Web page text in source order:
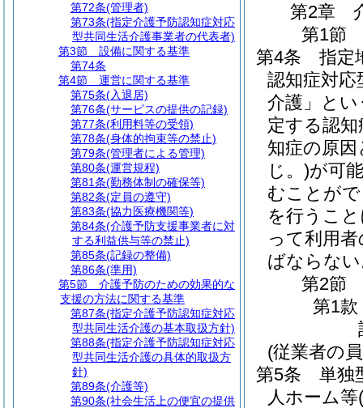
第2章
第1節
第4条
指定
認知症対応
介護」とい
定する認
知症の原
じ。)が可
むことが
を行うこ
って利用
ばならな
第2節
第1款
(従業者の
第5条
単独
人ホーム等
第72条(管理者)
第73条(指定介護予防認知症対応
型共同生活介護事業者の代表者)
第3節
設備に関する基準
第74条
第4節
運営に関する基準
第75条(入退居)
第76条(サービスの提供の記録)
第77条(利用料等の受領)
第78条(身体的拘束等の禁止)
第79条(管理者による管理)
第80条(運営規程)
第81条(勤務体制の確保等)
第82条(定員の遵守)
第83条(協力医療機関等)
第84条(介護予防支援事業者に対
する利益供与等の禁止)
第85条(記録の整備)
第86条(準用)
第5節
介護予防のための効果的な
支援の方法に関する基準
第87条(指定介護予防認知症対応
型共同生活介護の基本取扱方針)
第88条(指定介護予防認知症対応
型共同生活介護の具体的取扱方
針)
第89条(介護等)
第90条(社会生活上の便宜の提供